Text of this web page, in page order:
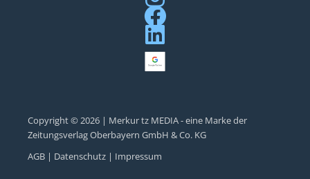
Copyright © 2026 | Merkur tz MEDIA - eine Marke der
Zeitungsverlag Oberbayern GmbH & Co. KG
AGB | Datenschutz | Impressum